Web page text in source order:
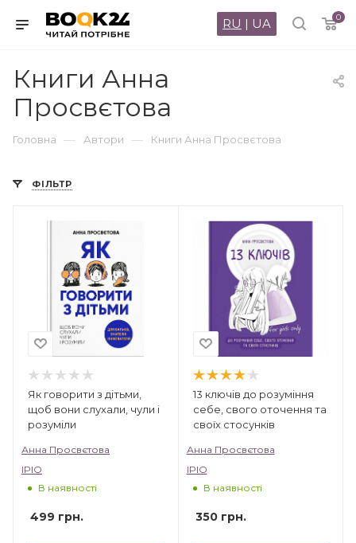
0
RU | UA
Книги Анна
Просвєтова
Головна — Автори — Книги Анна Просвєтова
ФІЛЬТР
Як говорити з дітьми,
щоб вони слухали, чули і
розуміли
Анна Просвєтова
IPIO
В наявності
499 грн.
13 ключів до розуміння
себе, свого оточення та
своїх стосунків
Анна Просвєтова
IPIO
В наявності
350грн.